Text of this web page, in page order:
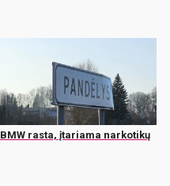
BMW rasta, įtariama narkotikų